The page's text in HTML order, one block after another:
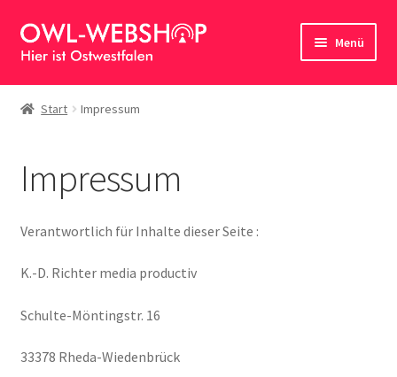
Zur
Navigation
Zum
Inhalt
Menü
Startseite
Allgemeine Geschäftsbedingungen (AGB)
Datenschutzerklärung
Impressum
Kasse
Mein Konto
Start Impressum
Impressum
Verantwortlich für Inhalte dieser Seite :
K.-D. Richter media productiv
Schulte-Möntingstr. 16
33378 Rheda-Wiedenbrück